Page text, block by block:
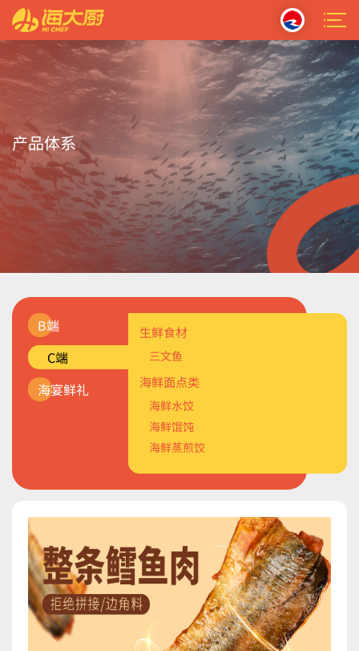
产品体系
B端
油炸裹粉类
海鲜调理类
海鲜面点类
海鲜馅料类
烟熏类
C端
生鲜食材
三文鱼
海鲜面点类
海鲜水饺
海鲜馄饨
海鲜蒸煎饺
轻烹类
调理类
轻食类
烟熏类
海宴鲜礼
经典套系
海珍品系列
主题系列
食材系列